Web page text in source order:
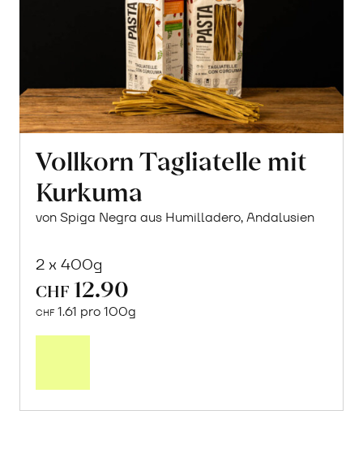
Vollkorn Tagliatelle mit
Kurkuma
von Spiga Negra aus Humilladero, Andalusien
2 x 400g
CHF 12.90
CHF 1.61 pro 100g